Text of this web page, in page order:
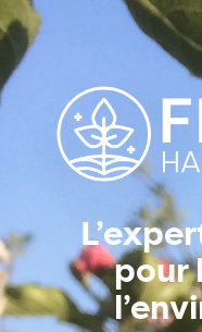
Aller
au
contenu
principal
pour